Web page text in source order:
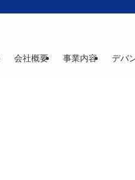
会社概要 事業内容 デバ